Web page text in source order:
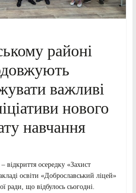
районі
важливі
нового
навчання
відкриття осередку «Захист
освіти «Доброславський ліцей»
ради, що відбулось сьогодні.